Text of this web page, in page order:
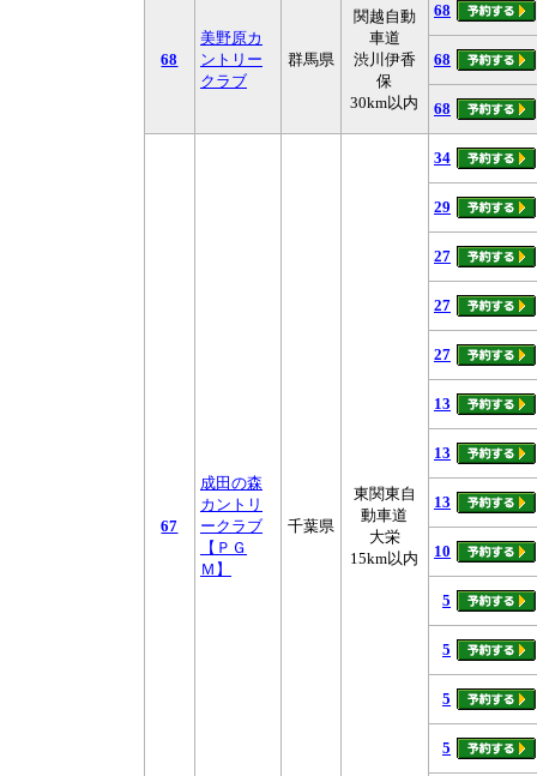
68
美野原カ
ントリー
クラブ
群馬県
関越自動
車道
渋川伊香
保
30km以内
68
68
68
67
成田の森
カントリ
ークラブ
【ＰＧ
Ｍ】
千葉県
東関東自
動車道
大栄
15km以内
34
29
27
27
27
13
13
13
10
5
5
5
5